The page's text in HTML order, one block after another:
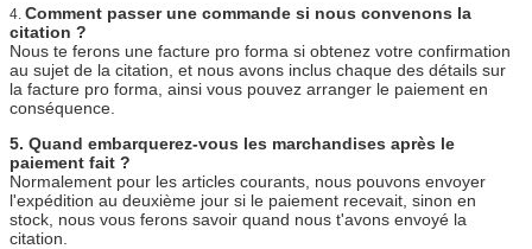
4. Comment passer une commande si nous convenons la
citation ?
Nous te ferons une facture pro forma si obtenez votre confirmation
au sujet de la citation, et nous avons inclus chaque des détails sur
la facture pro forma, ainsi vous pouvez arranger le paiement en
conséquence.
5. Quand embarquerez-vous les marchandises après le
paiement fait ?
Normalement pour les articles courants, nous pouvons envoyer
l'expédition au deuxième jour si le paiement recevait, sinon en
stock, nous vous ferons savoir quand nous t'avons envoyé la
citation.